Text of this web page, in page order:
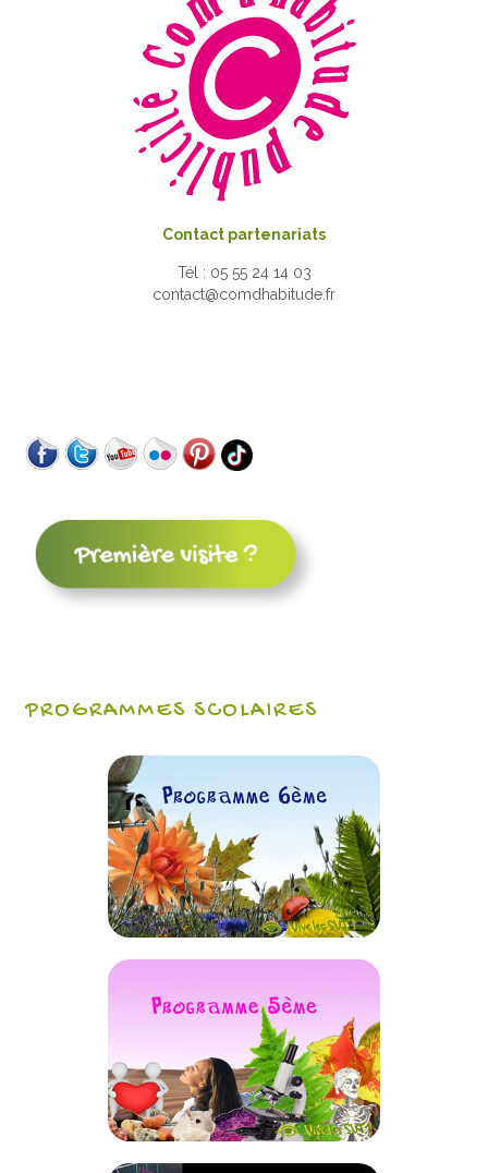
Contact partenariats
Tél : 05 55 24 14 03
contact@comdhabitude.fr
PROGRAMMES SCOLAIRES